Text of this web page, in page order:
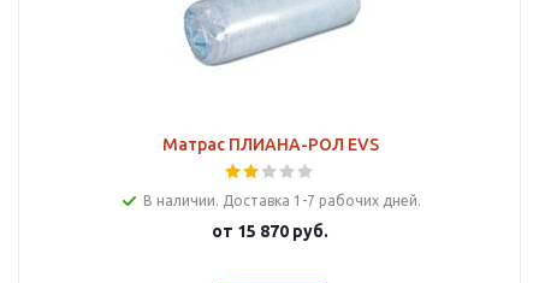
Матрас ПЛИАНА-РОЛ EVS
В наличии. Доставка 1-7 рабочих дней.
от 15 870 руб.